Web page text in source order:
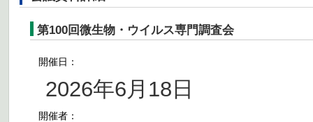
第100回微生物・ウイルス専門調査会
開催日：
2026年6月18日
開催者：